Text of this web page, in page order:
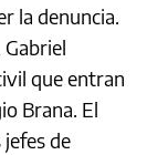
la denuncia.
que entran
Brana. El
de